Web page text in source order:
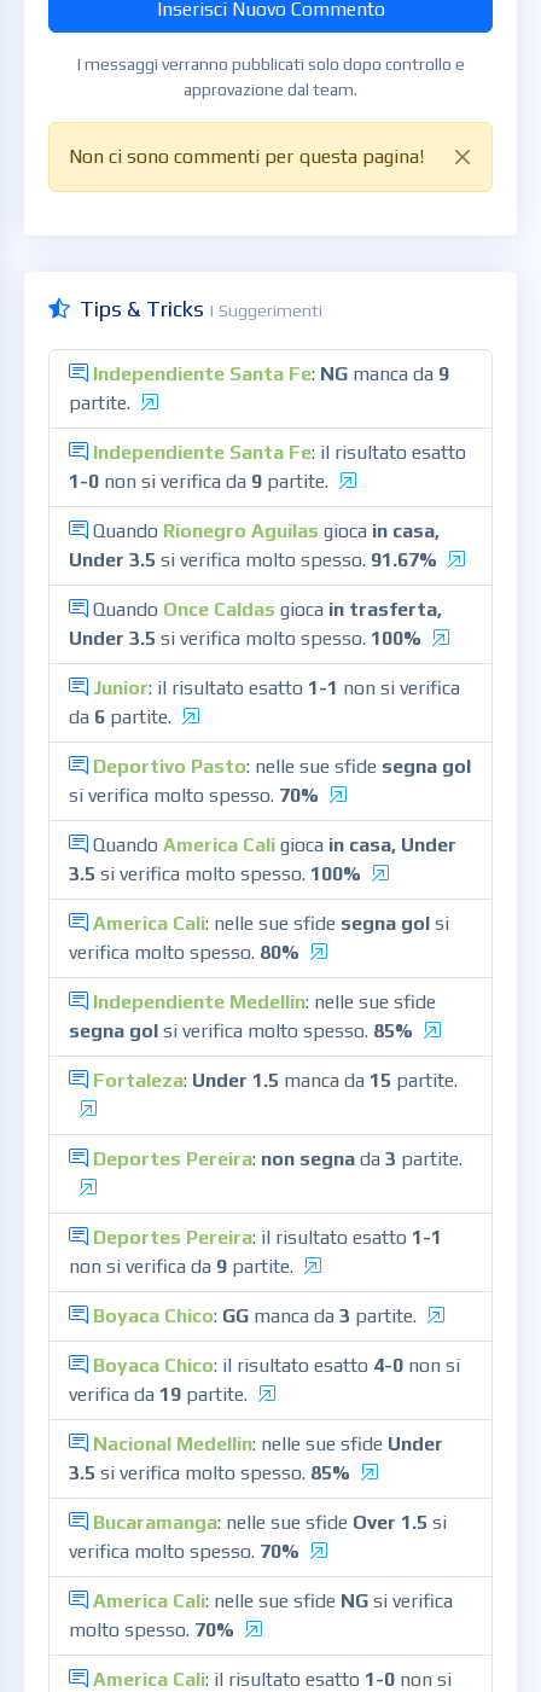
Inserisci Nuovo Commento
I messaggi verranno pubblicati solo dopo controllo e
approvazione dal team.
Non ci sono commenti per questa pagina!
Tips & Tricks | Suggerimenti
Independiente Santa Fe: NG manca da 9
partite.
Independiente Santa Fe: il risultato esatto
1-0 non si verifica da 9 partite.
Quando Rionegro Aguilas gioca in casa,
Under 3.5 si verifica molto spesso. 91.67%
Quando Once Caldas gioca in trasferta,
Under 3.5 si verifica molto spesso. 100%
Junior: il risultato esatto 1-1 non si verifica
da 6 partite.
Deportivo Pasto: nelle sue sfide segna gol
si verifica molto spesso. 70%
Quando America Cali gioca in casa, Under
3.5 si verifica molto spesso. 100%
America Cali: nelle sue sfide segna gol si
verifica molto spesso. 80%
Independiente Medellin: nelle sue sfide
segna gol si verifica molto spesso. 85%
Fortaleza: Under 1.5 manca da 15 partite.
Deportes Pereira: non segna da 3 partite.
Deportes Pereira: il risultato esatto 1-1
non si verifica da 9 partite.
Boyaca Chico: GG manca da 3 partite.
Boyaca Chico: il risultato esatto 4-0 non si
verifica da 19 partite.
Nacional Medellin: nelle sue sfide Under
3.5 si verifica molto spesso. 85%
Bucaramanga: nelle sue sfide Over 1.5 si
verifica molto spesso. 70%
America Cali: nelle sue sfide NG si verifica
molto spesso. 70%
America Cali: il risultato esatto 1-0 non si